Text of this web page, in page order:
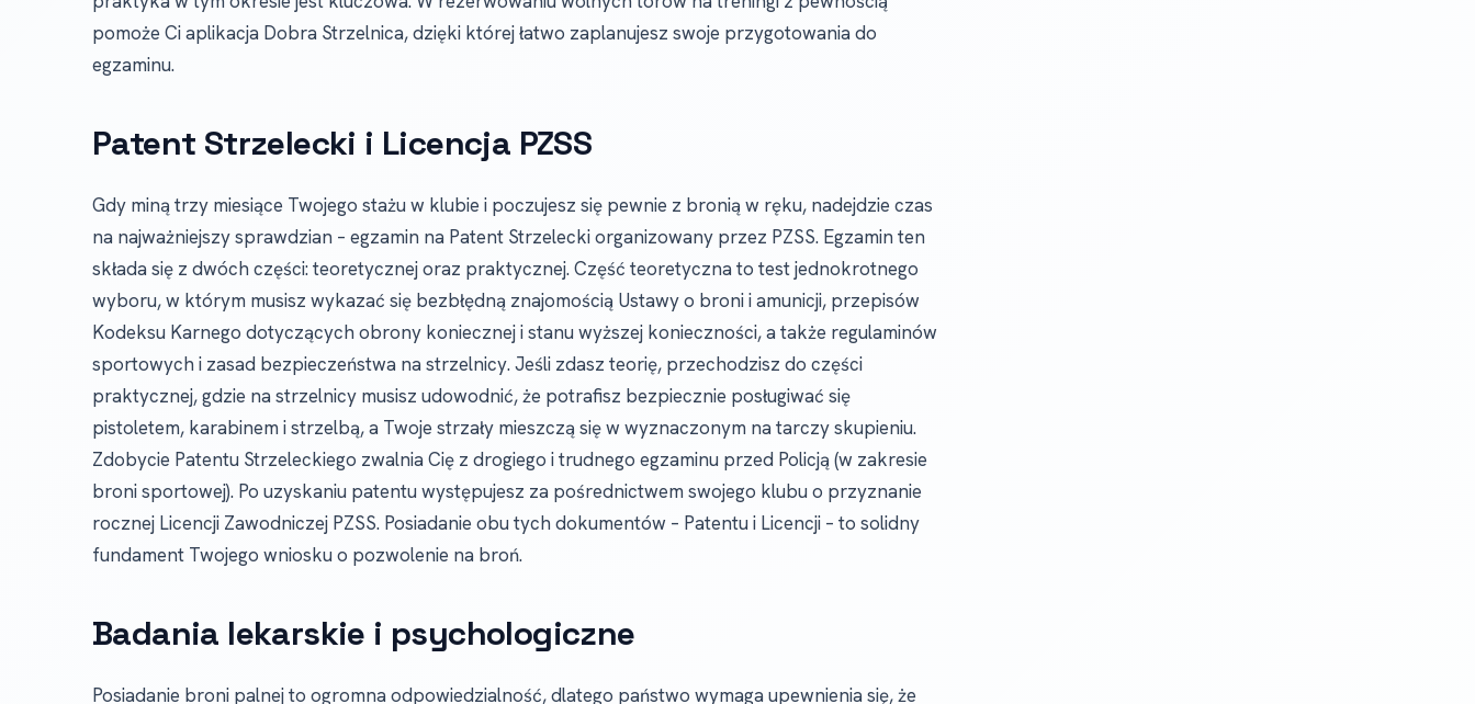
pomoże Ci aplikacja Dobra Strzelnica, dzięki której łatwo zaplanujesz swoje przygotowania do
egzaminu.
Patent Strzelecki i Licencja PZSS
Gdy miną trzy miesiące Twojego stażu w klubie i poczujesz się pewnie z bronią w ręku, nadejdzie czas
na najważniejszy sprawdzian – egzamin na Patent Strzelecki organizowany przez PZSS. Egzamin ten
składa się z dwóch części: teoretycznej oraz praktycznej. Część teoretyczna to test jednokrotnego
wyboru, w którym musisz wykazać się bezbłędną znajomością Ustawy o broni i amunicji, przepisów
Kodeksu Karnego dotyczących obrony koniecznej i stanu wyższej konieczności, a także regulaminów
sportowych i zasad bezpieczeństwa na strzelnicy. Jeśli zdasz teorię, przechodzisz do części
praktycznej, gdzie na strzelnicy musisz udowodnić, że potrafisz bezpiecznie posługiwać się
pistoletem, karabinem i strzelbą, a Twoje strzały mieszczą się w wyznaczonym na tarczy skupieniu.
Zdobycie Patentu Strzeleckiego zwalnia Cię z drogiego i trudnego egzaminu przed Policją (w zakresie
broni sportowej). Po uzyskaniu patentu występujesz za pośrednictwem swojego klubu o przyznanie
rocznej Licencji Zawodniczej PZSS. Posiadanie obu tych dokumentów – Patentu i Licencji – to solidny
fundament Twojego wniosku o pozwolenie na broń.
Badania lekarskie i psychologiczne
Posiadanie broni palnej to ogromna odpowiedzialność, dlatego państwo wymaga upewnienia się, że